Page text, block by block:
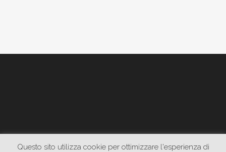
Questo sito utilizza cookie per ottimizzare l'esperienza di